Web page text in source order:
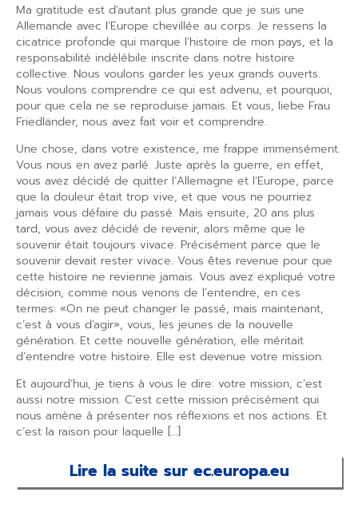
Ma gratitude est d’autant plus grande que je suis une
Allemande avec l’Europe chevillée au corps. Je ressens la
cicatrice profonde qui marque l’histoire de mon pays, et la
responsabilité indélébile inscrite dans notre histoire
collective. Nous voulons garder les yeux grands ouverts.
Nous voulons comprendre ce qui est advenu, et pourquoi,
pour que cela ne se reproduise jamais. Et vous, liebe Frau
Friedländer, nous avez fait voir et comprendre.
Une chose, dans votre existence, me frappe immensément.
Vous nous en avez parlé. Juste après la guerre, en effet,
vous avez décidé de quitter l’Allemagne et l’Europe, parce
que la douleur était trop vive, et que vous ne pourriez
jamais vous défaire du passé. Mais ensuite, 20 ans plus
tard, vous avez décidé de revenir, alors même que le
souvenir était toujours vivace. Précisément parce que le
souvenir devait rester vivace. Vous êtes revenue pour que
cette histoire ne revienne jamais. Vous avez expliqué votre
décision, comme nous venons de l’entendre, en ces
termes: «On ne peut changer le passé, mais maintenant,
c’est à vous d’agir», vous, les jeunes de la nouvelle
génération. Et cette nouvelle génération, elle méritait
d’entendre votre histoire. Elle est devenue votre mission.
Et aujourd’hui, je tiens à vous le dire: votre mission, c’est
aussi notre mission. C’est cette mission précisément qui
nous amène à présenter nos réflexions et nos actions. Et
c’est la raison pour laquelle […]
Lire la suite sur ec.europa.eu